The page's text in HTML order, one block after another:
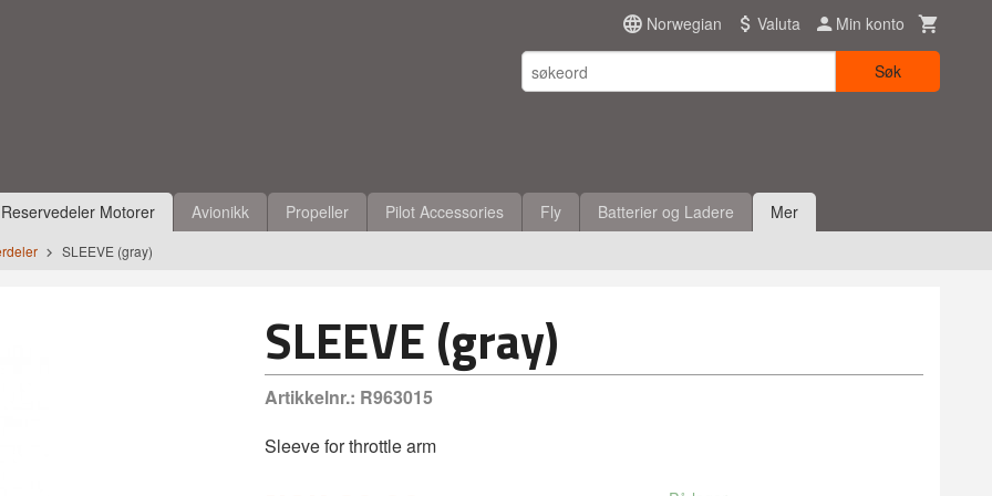
Norwegian Valuta Min konto
Søk
Reservedeler Motorer Avionikk Propeller Pilot Accessories Fly Batterier og Ladere Mer
SLEEVE (gray)
SLEEVE (gray)
Artikkelnr.: R963015
Sleeve for throttle arm